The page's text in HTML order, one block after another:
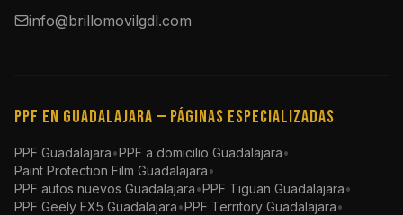
info@brillomovilgdl.com
PPF en Guadalajara — Páginas especializadas
PPF Guadalajara•PPF a domicilio Guadalajara•
Paint Protection Film Guadalajara•
PPF autos nuevos Guadalajara•PPF Tiguan Guadalajara•
PPF Geely EX5 Guadalajara•PPF Territory Guadalajara•